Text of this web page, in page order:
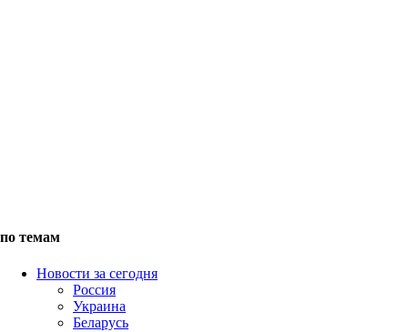
по темам
Новости за сегодня
Россия
Украина
Беларусь